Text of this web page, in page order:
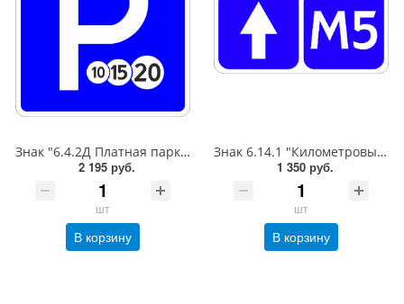
Знак "6.4.2Д Платная парковка для автотранспорта»,B=700Тип А (la) Инженерная (5 лет)металл 0.8 мм
2 195 руб.
шт
В корзину
Знак 6.14.1 "Километровый знак",350*700Тип А (1б) Микропризм. (7-9 лет)металл 0.8 мм
1 350 руб.
шт
В корзину